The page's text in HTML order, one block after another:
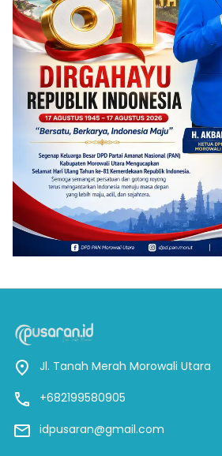
Jl. Tanah Merah Morowali Utara
+682199580905
idpusaran@gmail.com